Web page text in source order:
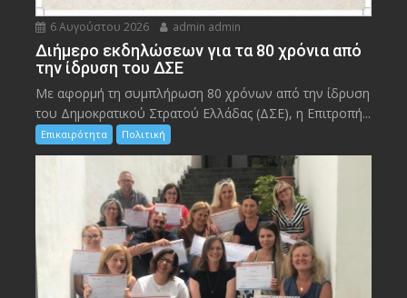
6 Αυγούστου 2026 admin admin
Διήμερο εκδηλώσεων για τα 80 χρόνια από
την ίδρυση του ΔΣΕ
Με αφορμή τη συμπλήρωση 80 χρόνων από την ίδρυση
του Δημοκρατικού Στρατού Ελλάδας (ΔΣΕ), η Επιτροπή...
Επικαιρότητα Πολιτική